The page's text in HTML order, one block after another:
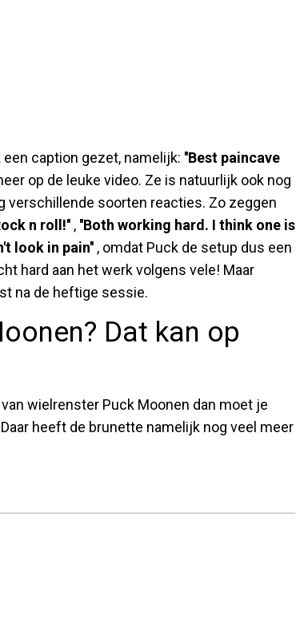
caption gezet, namelijk: ''Best paincave
op de leuke video. Ze is natuurlijk ook nog
verschillende soorten reacties. Zo zeggen
n roll!'' , ''Both working hard. I think one is
look in pain'' , omdat Puck de setup dus een
hard aan het werk volgens vele! Maar
na de heftige sessie.
Dat kan op
wielrenster Puck Moonen dan moet je
Daar heeft de brunette namelijk nog veel meer